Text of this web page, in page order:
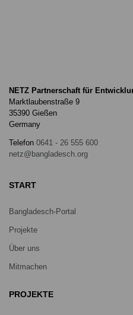
NETZ Partnerschaft für
Marktlaubenstraße 9
35390 Gießen
Germany
Telefon 0641 - 26 555 600
netz@bangladesch.org
START
Bangladesch-Portal
Projekte
Über uns
Mitmachen
PROJEKTE